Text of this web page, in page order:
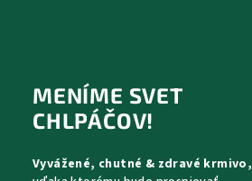
MENÍME SVET
CHLPÁČOV!
Vyvážené, chutné & zdravé krmivo,